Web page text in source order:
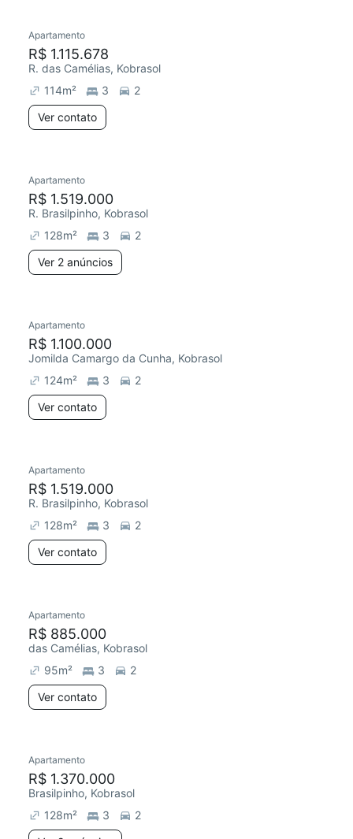
Apartamento
R$ 1.115.678
R. das Camélias, Kobrasol
114m² 3
2
Ver contato
Redecorar
Apartamento
R$ 1.519.000
R. Brasilpinho, Kobrasol
128m² 3
2
Ver 2 anúncios
Apartamento
R$ 1.100.000
Jomilda Camargo da Cunha, Kobrasol
124m² 3
2
Ver contato
Apartamento
R$ 1.519.000
R. Brasilpinho, Kobrasol
128m² 3
2
Ver contato
Apartamento
R$ 885.000
das Camélias, Kobrasol
95m² 3
2
Ver contato
Apartamento
R$ 1.370.000
Brasilpinho, Kobrasol
128m² 3
2